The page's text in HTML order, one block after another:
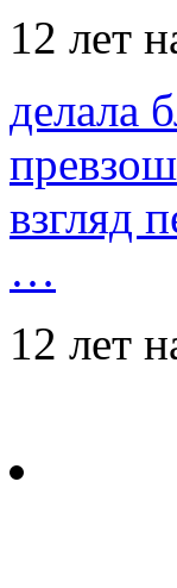
12 лет
делала
взгляд
…
12 лет